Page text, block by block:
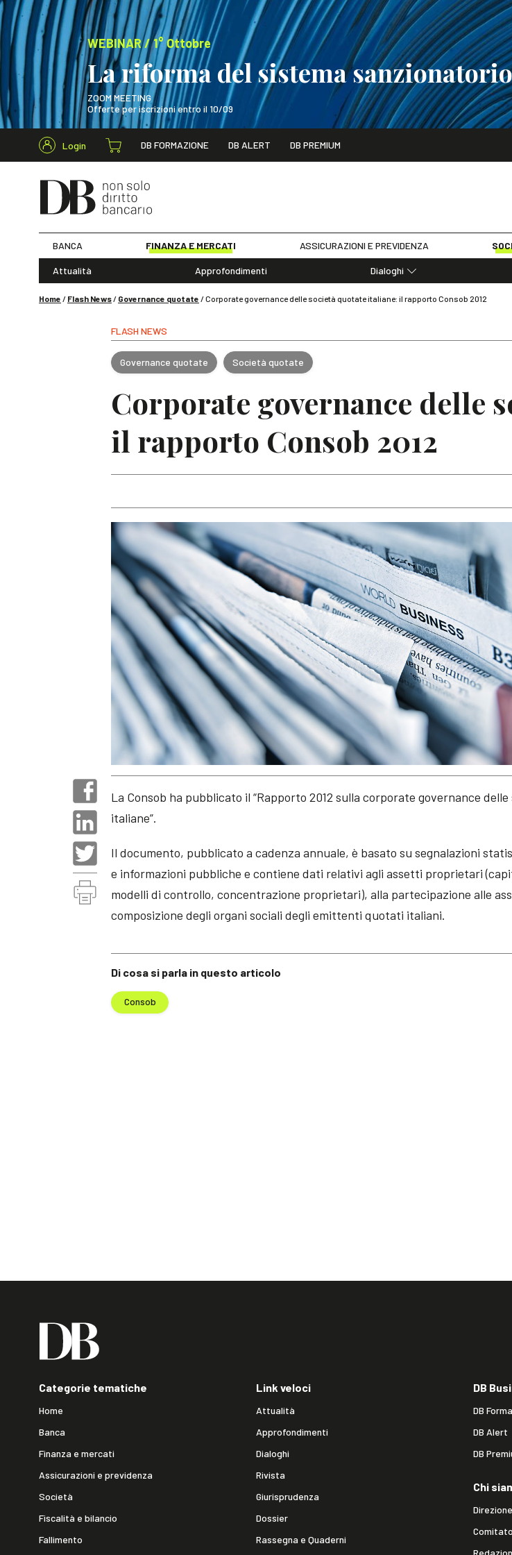
WEBINAR / 1° Ottobre
La riforma del sistema
ZOOM MEETING
Offerte per iscrizioni entro il 10/09
WEBINAR / 1° Ottobre
Login DB FORMAZIONE DB ALERT DB PREMIUM
BANCA FINANZA E MERCATI ASSICURAZIONI E PREVIDENZA
Attualità Approfondimenti
Dialoghi
Home / Flash News/ Governance quotate /Corporate governance delle società quotate italiane: il rapporto Consob 2012
FLASH NEWS
Governance quotate Società quotate
Corporate governance delle
il rapporto Consob 2012
Di cosa si parla in questo articolo
Consob
La Consob ha pubblicato il “Rapporto 2012 sulla corporate governance
italiane”.
Il documento, pubblicato a cadenza annuale, è basato su segnalazioni
e informazioni pubbliche e contiene dati relativi agli assetti proprietari
modelli di controllo, concentrazione proprietari), alla partecipazione alle
composizione degli organi sociali degli emittenti quotati italiani.
Categorie tematiche
Home
Banca
Finanza e mercati
Assicurazioni e previdenza
Società
Fiscalità e bilancio
Fallimento
Link veloci
Attualità
Approfondimenti
Dialoghi
Rivista
Giurisprudenza
Dossier
Rassegna e Quaderni
DB
DB
DB Alert
DB
Chi
Direzione